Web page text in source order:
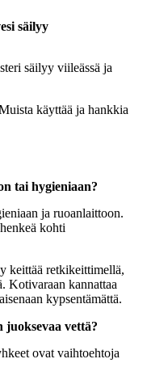
säilyy
säilyy viileässä ja
käyttää ja hankkia
tai hygieniaan?
ja ruoanlaittoon.
kohti
keittää retkikeittimellä,
Kotivaraan kannattaa
kypsentämättä.
vettä?
ovat vaihtoehtoja